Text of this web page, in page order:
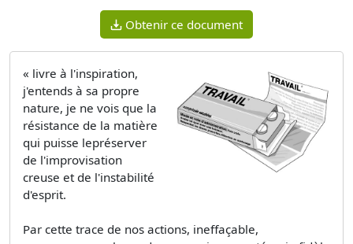
Obtenir ce document
« livre à l'inspiration,
j'entends à sa propre
nature, je ne vois que la
résistance de la matière
qui puisse lepréserver
de l'improvisation
creuse et de l'instabilité
d'esprit.
Par cette trace de nos actions, ineffaçable,